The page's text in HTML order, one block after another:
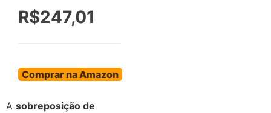
R$247,01
Comprar na Amazon
A sobreposição de